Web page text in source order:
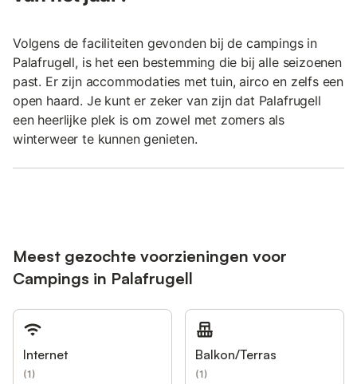
Volgens de faciliteiten gevonden bij de campings in
Palafrugell, is het een bestemming die bij alle seizoenen
past. Er zijn accommodaties met tuin, airco en zelfs een
open haard. Je kunt er zeker van zijn dat Palafrugell
een heerlijke plek is om zowel met zomers als
winterweer te kunnen genieten.
Meest gezochte voorzieningen voor
Campings in Palafrugell
Internet
(1)
Balkon/Terras
(1)